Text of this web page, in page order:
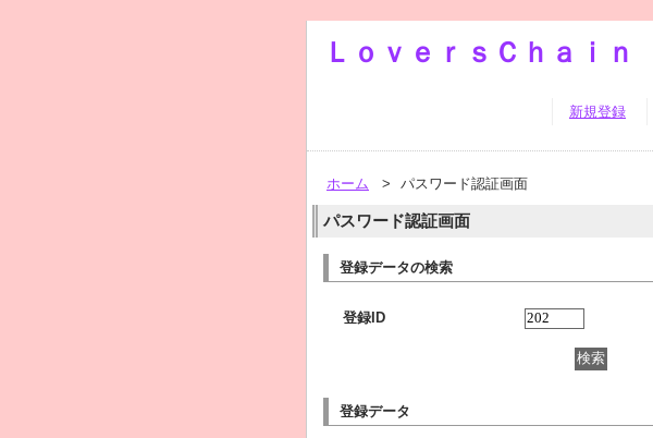
ＬｏｖｅｒｓＣｈａｉｎ
新規登録
ホーム > パスワード認証画面
パスワード認証画面
登録データの検索
登録ID
登録データ